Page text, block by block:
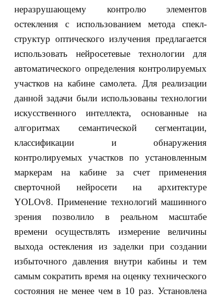
неразрушающему контролю элементов
остекления с использованием метода спекл-
структур оптического излучения предлагается
использовать нейросетевые технологии для
автоматического определения контролируемых
участков на кабине самолета. Для реализации
данной задачи были использованы технологии
искусственного интеллекта, основанные на
алгоритмах семантической сегментации,
классификации и обнаружения
контролируемых участков по установленным
маркерам на кабине за счет применения
сверточной нейросети на архитектуре
YOLOv8. Применение технологий машинного
зрения позволило в реальном масштабе
времени осуществлять измерение величины
выхода остекления из заделки при создании
избыточного давления внутри кабины и тем
самым сократить время на оценку технического
состояния не менее чем в 10 раз. Установлена